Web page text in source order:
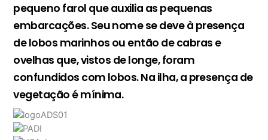
pequeno farol que auxilia as pequenas
embarcações. Seu nome se deve à presença
de lobos marinhos ou então de cabras e
ovelhas que, vistos de longe, foram
confundidos com lobos. Na ilha, a presença de
vegetação é mínima.